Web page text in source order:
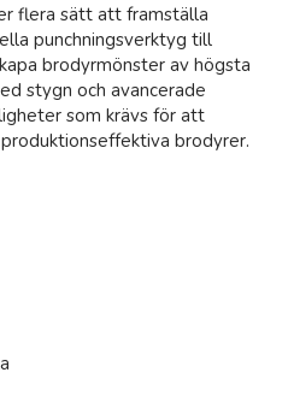
flera sätt att framställa
punchningsverktyg till
brodyrmönster av högsta
stygn och avancerade
som krävs för att
brodyrer.